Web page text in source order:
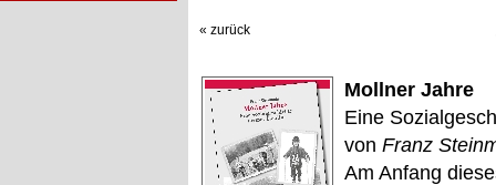
« zurück
Mollner Jahre
Eine
von Franz
Am Anfang